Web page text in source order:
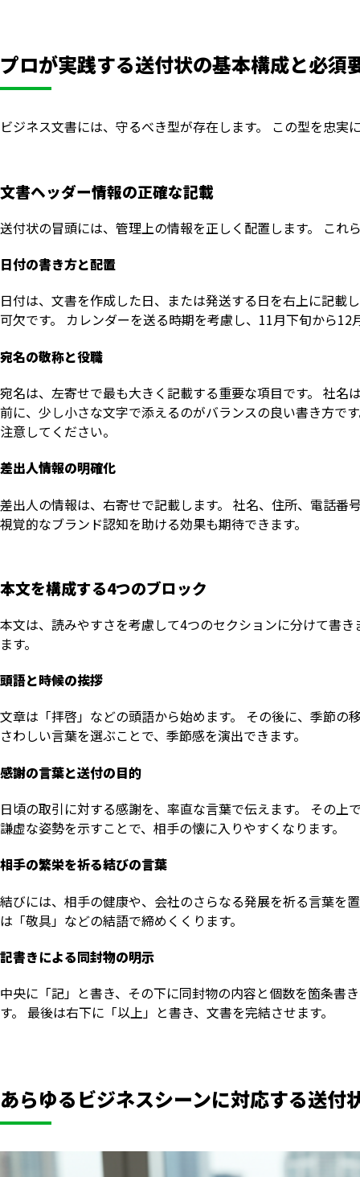
プロが実践する送付状の基本構成と必須
ビジネス文書には、守るべき型が存在します。 この型を忠
文書ヘッダー情報の正確な記載
送付状の冒頭には、管理上の情報を正しく配置します。 こ
日付の書き方と配置
日付は、文書を作成した日、または発送する日を右上に記載
可欠です。 カレンダーを送る時期を考慮し、11月下旬から
宛名の敬称と役職
宛名は、左寄せで最も大きく記載する重要な項目です。 社
前に、少し小さな文字で添えるのがバランスの良い書き方で
注意してください。
差出人情報の明確化
差出人の情報は、右寄せで記載します。 社名、住所、電話
視覚的なブランド認知を助ける効果も期待できます。
本文を構成する4つのブロック
本文は、読みやすさを考慮して4つのセクションに分けて書
ます。
頭語と時候の挨拶
文章は「拝啓」などの頭語から始めます。 その後に、季節
さわしい言葉を選ぶことで、季節感を演出できます。
感謝の言葉と送付の目的
日頃の取引に対する感謝を、率直な言葉で伝えます。 その
謙虚な姿勢を示すことで、相手の懐に入りやすくなります。
相手の繁栄を祈る結びの言葉
結びには、相手の健康や、会社のさらなる発展を祈る言葉を
は「敬具」などの結語で締めくくります。
記書きによる同封物の明示
中央に「記」と書き、その下に同封物の内容と個数を箇条書
す。 最後は右下に「以上」と書き、文書を完結させます。
あらゆるビジネスシーンに対応する送付